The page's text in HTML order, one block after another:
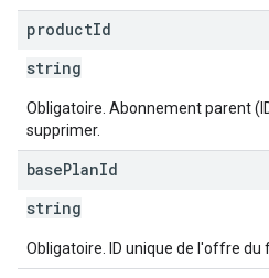
productId
string
Obligatoire. Abonnement parent
supprimer.
basePlanId
string
Obligatoire. ID unique de l'offre